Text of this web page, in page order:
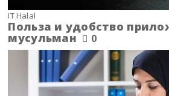
IT Halal
Польза и удобство
мусульман 0